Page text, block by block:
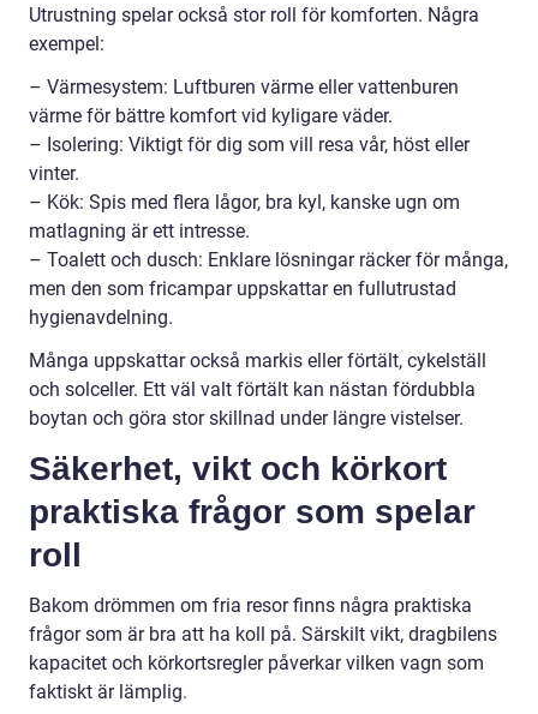
Utrustning spelar också stor roll för komforten. Några
exempel:
– Värmesystem: Luftburen värme eller vattenburen
värme för bättre komfort vid kyligare väder.
– Isolering: Viktigt för dig som vill resa vår, höst eller
vinter.
– Kök: Spis med flera lågor, bra kyl, kanske ugn om
matlagning är ett intresse.
– Toalett och dusch: Enklare lösningar räcker för många,
men den som fricampar uppskattar en fullutrustad
hygienavdelning.
Många uppskattar också markis eller förtält, cykelställ
och solceller. Ett väl valt förtält kan nästan fördubbla
boytan och göra stor skillnad under längre vistelser.
Säkerhet, vikt och körkort
praktiska frågor som spelar
roll
Bakom drömmen om fria resor finns några praktiska
frågor som är bra att ha koll på. Särskilt vikt, dragbilens
kapacitet och körkortsregler påverkar vilken vagn som
faktiskt är lämplig.